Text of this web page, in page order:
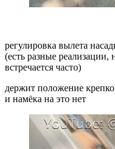
регулировка вылета
(есть разные
встречается часто)
держит положение
и намёка на это нет